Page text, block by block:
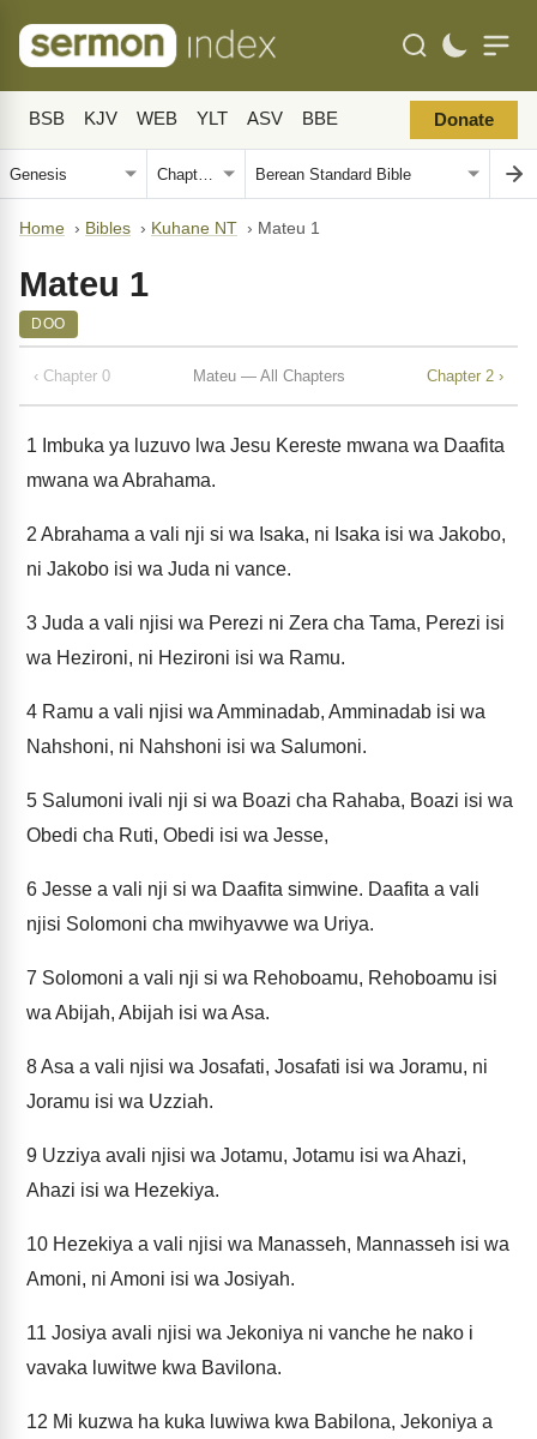
BSB KJV WEB YLT ASV BBE Donate
Home › Bibles › Kuhane NT › Mateu 1
Mateu 1
DOO
‹ Chapter 0 Mateu — All Chapters Chapter 2 ›
1 Imbuka ya luzuvo lwa Jesu Kereste mwana wa Daafita
mwana wa Abrahama.
2 Abrahama a vali nji si wa Isaka, ni Isaka isi wa Jakobo,
ni Jakobo isi wa Juda ni vance.
3 Juda a vali njisi wa Perezi ni Zera cha Tama, Perezi isi
wa Hezironi, ni Hezironi isi wa Ramu.
4 Ramu a vali njisi wa Amminadab, Amminadab isi wa
Nahshoni, ni Nahshoni isi wa Salumoni.
5 Salumoni ivali nji si wa Boazi cha Rahaba, Boazi isi wa
Obedi cha Ruti, Obedi isi wa Jesse,
6 Jesse a vali nji si wa Daafita simwine. Daafita a vali
njisi Solomoni cha mwihyavwe wa Uriya.
7 Solomoni a vali nji si wa Rehoboamu, Rehoboamu isi
wa Abijah, Abijah isi wa Asa.
8Asa a vali njisi wa Josafati, Josafati isi wa Joramu, ni
Joramu isi wa Uzziah.
9 Uzziya avali njisi wa Jotamu, Jotamu isi wa Ahazi,
Ahazi isi wa Hezekiya.
10 Hezekiya a vali njisi wa Manasseh, Mannasseh isi wa
Amoni, ni Amoni isi wa Josiyah.
11 Josiya avali njisi wa Jekoniya ni vanche he nako i
vavaka luwitwe kwa Bavilona.
12 Mi kuzwa ha kuka luwiwa kwa Babilona, Jekoniya a